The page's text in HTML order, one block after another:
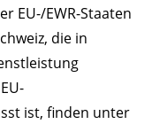
EU-/EWR-Staaten
die in
ist, finden unter